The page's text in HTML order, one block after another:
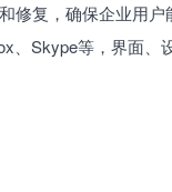
修复，确保企业用
、Skype等，界面、